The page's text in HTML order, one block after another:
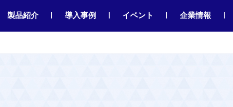
製品紹介 | 導入事例 | イベント | 企業情報 |